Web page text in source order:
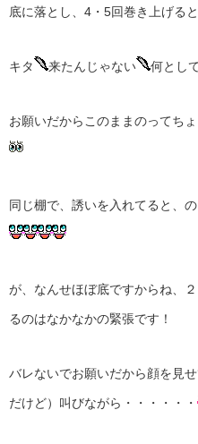
底に落とし、4・5回巻き上げる
キタ 来たんじゃない 何とし
お願いだからこのままのってち
同じ棚で、誘いを入れてると、
が、なんせほぼ底ですからね、
るのはなかなかの緊張です！
バレないでお願いだから顔を見
だけど）叫びながら・・・・・・